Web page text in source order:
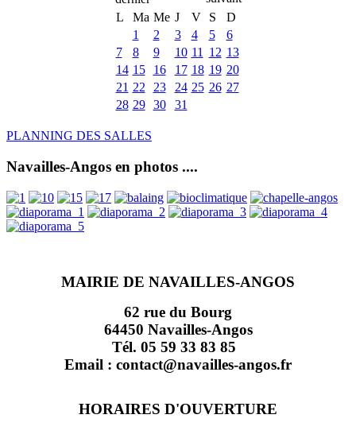
L
Ma Me J V S
D
1
2 3 4 5
6
7
8 9 10 11 12 13
14 15 16 17 18 19 20
21 22 23 24 25 26 27
28 29 30 31
PLANNING DES SALLES
Navailles-Angos en photos ....
MAIRIE DE NAVAILLES-ANGOS
62 rue du Bourg
64450 Navailles-Angos
Tél. 05 59 33 83 85
Email : contact@navailles-angos.fr
HORAIRES D'OUVERTURE